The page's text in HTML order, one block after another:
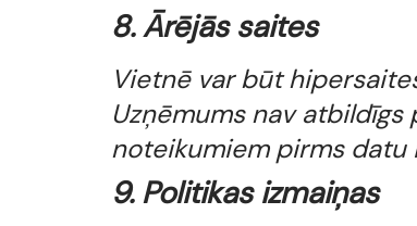
8. Ārējās saites
Vietnē var būt
Uzņēmums nav
noteikumiem pirms datu
9. Politikas izmaiņas